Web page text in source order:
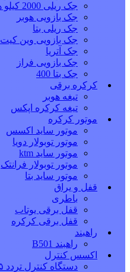
جک ریلی 2000 کیلو هوبر
جک بازویی هوبر
جک ریلی بتا
جک بازویی وین کیت
جک آتریا
جک بازویی فراز
جک بتا 400
کرکره برقی
تیغه هوبر
تیغه کرکره اپکس
موتور کرکره
موتور ساید اکسس
موتور توبولار دویا
موتور ساید ktm
موتور توبولار فرانتک
موتور ساید بتا
قفل و یراق
باطری
قفل برقی یوتاب
قفل برقی کرکره
راهبند
راهبند B501
اکسس کنترل
دستگاه کنترل تردد ۱۲۰۵